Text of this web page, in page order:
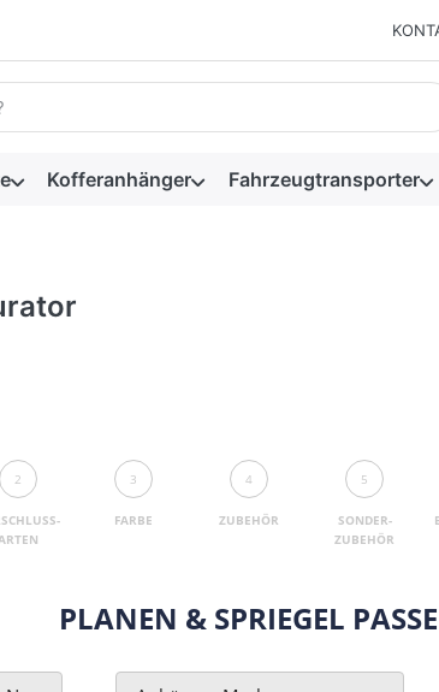
ein. Während Sie tippen, erscheinen
Kofferanhänger Fahrzeugtransporter